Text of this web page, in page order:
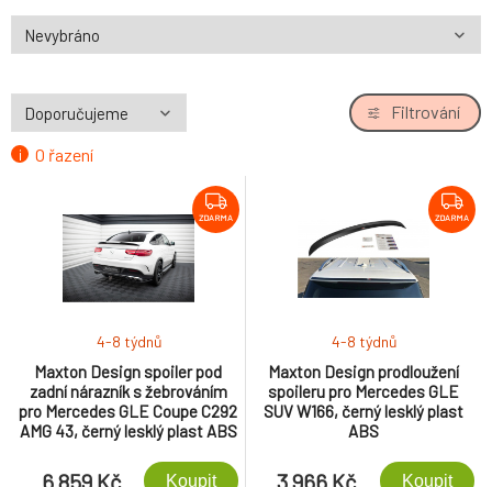
O řazení
Filtrování
ZDARMA
Maxton Design spoiler pod
zadní nárazník s žebrováním
pro Mercedes GLE Coupe C292
AMG 43, černý lesklý plast ABS
4-8 týdnů
6 859 Kč Koupit
ZDARMA
Maxton Design prodloužení
spoileru pro Mercedes GLE
SUV W166, černý lesklý plast
ABS
4-8 týdnů
3 966 Kč Koupit